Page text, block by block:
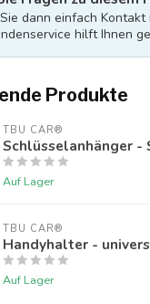
dann einfach Kontakt
hilft Ihnen
Produkte
TBU CAR®
Schlüsselanhänger -
Auf Lager
TBU CAR®
Handyhalter -
Auf Lager